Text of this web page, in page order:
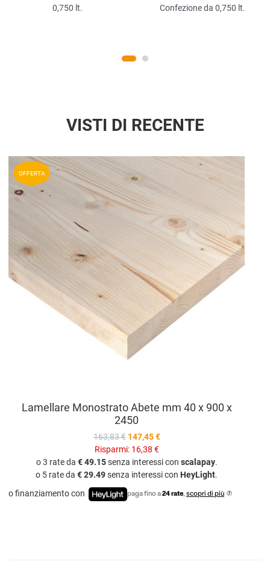
0,750 lt. Confezione da 0,750 lt.
VISTI DI RECENTE
OFFERTA
Lamellare Monostrato Abete mm 40 x 900 x
2450
163,83 € 147,45 €
Risparmi: 16,38 €
o 3 rate da € 49.15senza interessi con scalapay.
o 5 rate da € 29.49senza interessi con HeyLight.
o finanziamento con
paga fino a24 rate, scopri di più